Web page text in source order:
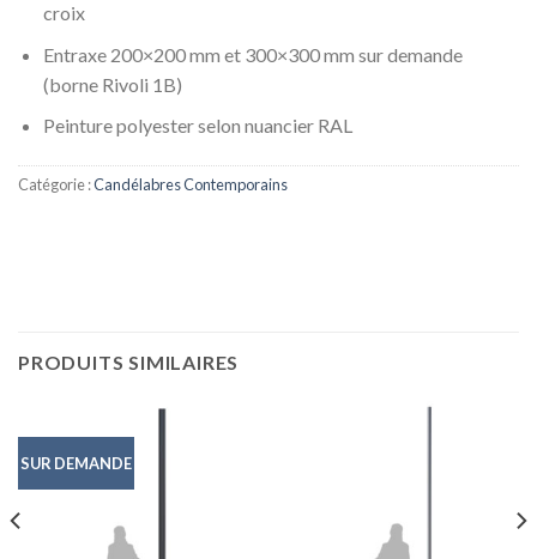
croix
Entraxe 200×200 mm et 300×300 mm sur demande
(borne Rivoli 1B)
Peinture polyester selon nuancier RAL
Catégorie :Candélabres Contemporains
PRODUITS SIMILAIRES
SUR DEMANDE